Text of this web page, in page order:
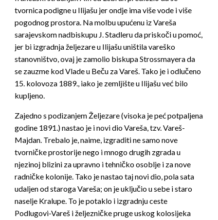
tvornica podigne u Ilijašu jer ondje ima više vode i više
pogodnog prostora. Na molbu upućenu iz Vareša
sarajevskom nadbiskupu J. Stadleru da priskoči u pomoć,
jer bi izgradnja željezare u Ilijašu uništila vareško
stanovništvo, ovaj je zamolio biskupa Strossmayera da
se zauzme kod Vlade u Beču za Vareš. Tako je i odlučeno
15. kolovoza 1889., iako je zemljište u Ilijašu već bilo
kupljeno.
Zajedno s podizanjem Željezare (visoka je peć potpaljena
godine 1891.) nastao je i novi dio Vareša, tzv. Vareš-
Majdan. Trebalo je, naime, izgraditi ne samo nove
tvorničke prostorije nego i mnogo drugih zgrada u
njezinoj blizini za upravno i tehničko osoblje i za nove
radničke kolonije. Tako je nastao taj novi dio, pola sata
udaljen od staroga Vareša; on je uključio u sebe i staro
naselje Kralupe. To je potaklo i izgradnju ceste
Podlugovi-Vareš i željezničke pruge uskog kolosijeka